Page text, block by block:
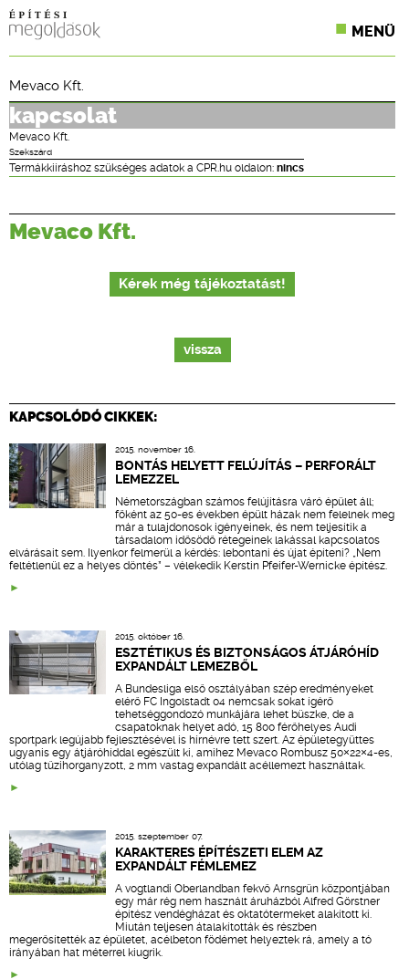
MENÜ
ONLINE KÉPZÉSEK
TERVEZÉSI SEGÉDLETEK
Mevaco Kft.
kapcsolat
Mevaco Kft.
Szekszárd
Termákkiíráshoz szükséges adatok a CPR.hu oldalon: nincs
Mevaco Kft.
Kérek még tájékoztatást!
vissza
KAPCSOLÓDÓ CIKKEK:
2015. november 16.
BONTÁS HELYETT FELÚJÍTÁS – PERFORÁLT
LEMEZZEL
Németországban számos felújításra váró épület áll;
főként az 50-es években épült házak nem felelnek meg
már a tulajdonosok igényeinek, és nem teljesítik a
társadalom idősödő rétegeinek lakással kapcsolatos
elvárásait sem. Ilyenkor felmerül a kérdés: lebontani és újat építeni? „Nem
feltétlenül ez a helyes döntés” – vélekedik Kerstin Pfeifer-Wernicke építész.
2015. október 16.
ESZTÉTIKUS ÉS BIZTONSÁGOS ÁTJÁRÓHÍD
EXPANDÁLT LEMEZBŐL
A Bundesliga első osztályában szép eredményeket
elérő FC Ingolstadt 04 nemcsak sokat ígérő
tehetséggondozó munkájára lehet büszke, de a
csapatoknak helyet adó, 15 800 férőhelyes Audi
sportpark legújabb fejlesztésével is hírnévre tett szert. Az épületegyüttes
ugyanis egy átjáróhíddal egészült ki, amihez Mevaco Rombusz 50×22×4-es,
utólag tűzihorganyzott, 2 mm vastag expandált acéllemezt használtak.
2015. szeptember 07.
KARAKTERES ÉPÍTÉSZETI ELEM AZ
EXPANDÁLT FÉMLEMEZ
A vogtlandi Oberlandban fekvő Arnsgrün központjában
egy már rég nem használt áruházból Alfred Görstner
építész vendégházat és oktatótermeket alakított ki.
Miután teljesen átalakították és részben
megerősítették az épületet, acélbeton födémet helyeztek rá, amely a tó
irányában hat méterrel kiugrik.